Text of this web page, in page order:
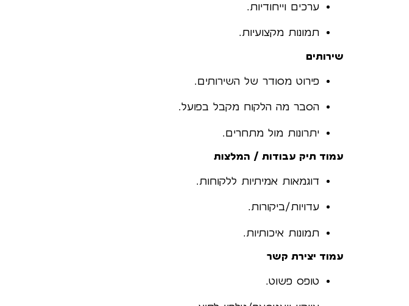
ערכים וייחודיות.
תמונות מקצועיות.
שירותים
פירוט מסודר של השירותים.
הסבר מה הלקוח מקבל בפועל.
יתרונות מול מתחרים.
עמוד תיק עבודות / המלצות
דוגמאות אמיתיות ללקוחות.
עדויות/ביקורות.
תמונות איכותיות.
עמוד יצירת קשר
טופס פשוט.